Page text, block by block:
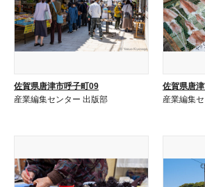
佐賀県唐津市呼子町09
産業編集センター 出版部
佐賀県唐
産業編集